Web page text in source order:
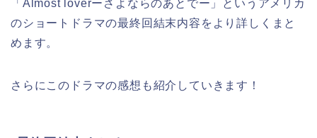
「Almost loverーさよならのあとでー」というアメリカ
のショートドラマの最終回結末内容をより詳しくまと
めます。
さらにこのドラマの感想も紹介していきます！